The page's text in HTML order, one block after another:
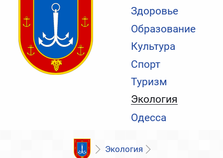
Здоровье
Образование
Культура
Спорт
Туризм
Экология
Одесса
Экология